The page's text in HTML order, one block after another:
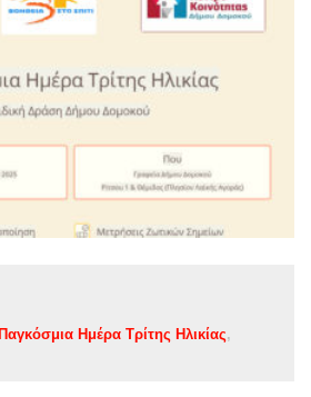
Παγκόσμια Ημέρα Τρίτης Ηλικίας